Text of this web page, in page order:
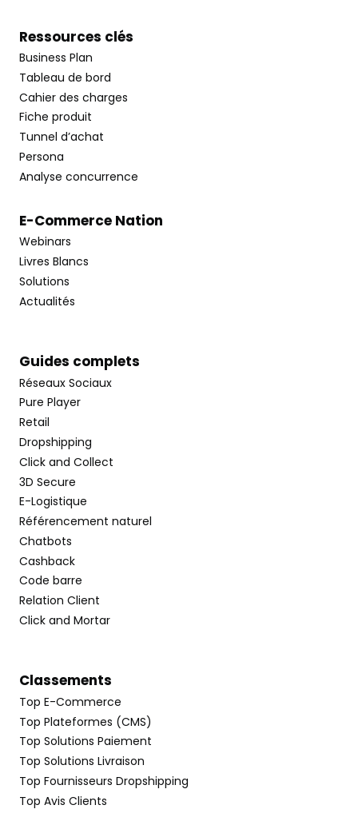
Ressources clés
Business Plan
Tableau de bord
Cahier des charges
Fiche produit
Tunnel d’achat
Persona
Analyse concurrence
E-Commerce Nation
Webinars
Livres Blancs
Solutions
Actualités
Guides complets
Réseaux Sociaux
Pure Player
Retail
Dropshipping
Click and Collect
3D Secure
E-Logistique
Référencement naturel
Chatbots
Cashback
Code barre
Relation Client
Click and Mortar
Classements
Top E-Commerce
Top Plateformes (CMS)
Top Solutions Paiement
Top Solutions Livraison
Top Fournisseurs Dropshipping
Top Avis Clients